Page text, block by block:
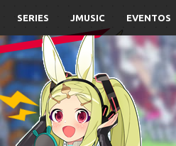
SERIES JMUSIC EVENTOS